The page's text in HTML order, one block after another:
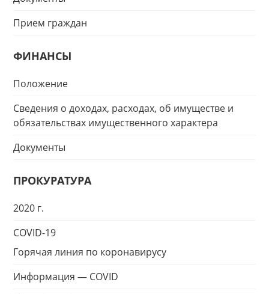
Прием граждан
ФИНАНСЫ
Положение
Сведения о доходах, расходах, об имуществе и
обязательствах имущественного характера
Документы
ПРОКУРАТУРА
2020 г.
COVID-19
Горячая линия по коронавирусу
Информация — COVID